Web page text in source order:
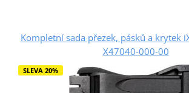
Kompletní sada přezek, pásků a krytek
X47040-000-00
SLEVA 20%